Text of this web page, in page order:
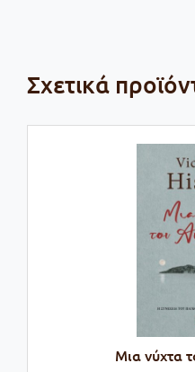
Σχετικά
Μια νύχτα